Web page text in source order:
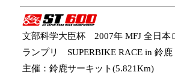
文部科学大臣杯 2007年 MFJ 全日
ランプリ SUPERBIKE RACE in 鈴鹿
主催：鈴鹿サーキット(5.821Km)